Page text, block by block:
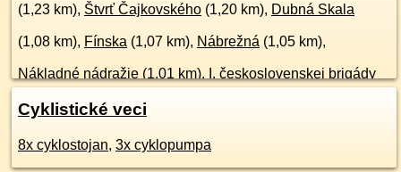
(1,23 km), Štvrť Čajkovského (1,20 km), Dubná Skala
(1,08 km), Fínska (1,07 km), Nábrežná (1,05 km),
Nákladné nádražie (1,01 km), I. československej brigády
(0,92 km),Horná(0,83 km),
Fatranská (0,71 km), Železničná
Cyklistické veci
8x cyklostojan, 3x cyklopumpa